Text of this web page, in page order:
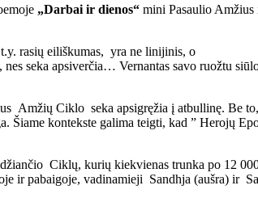
„Darbai ir dienos“ mini Pasaulio
rasių eiliškumas, yra ne linijinis, o
seka apsiverčia… Vernantas savo ruožtu
Amžių Ciklo seka apsigręžia į atbullinę. Be
kontekste galima teigti, kad ” Herojų
Ciklų, kurių kiekvienas trunka po 12
ir pabaigoje, vadinamieji Sandhja (aušra) ir